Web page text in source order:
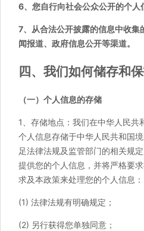
6、您自行向社会公众公开的个人
7、从合法公开披露的信息中收集
闻报道、政府信息公开等渠道。
四、我们如何储存和
（一）个人信息的存储
1、存储地点：我们在中华人民共
个人信息存储于中华人民共和国
足法律法规及监管部门的相关规
提供您的个人信息，并将严格要
求及本政策来处理您的个人信息：
(1) 法律法规有明确规定；
(2) 另行获得您单独同意；